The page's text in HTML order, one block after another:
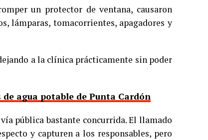
un protector de ventana, causaron
lámparas, tomacorrientes, apagadores y
a la clínica prácticamente sin poder
agua potable de Punta Cardón
pública bastante concurrida. El llamado
y capturen a los responsables, pero